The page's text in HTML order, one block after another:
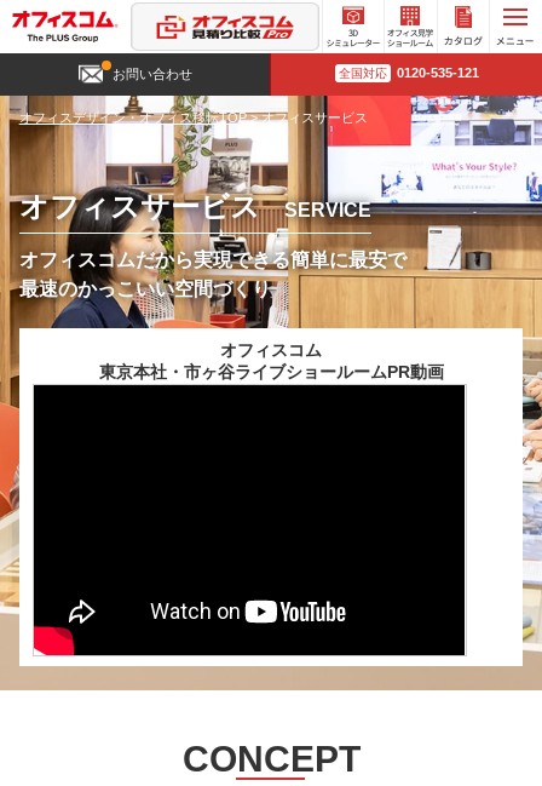
3D
シミュ
ー
オフィ
ス見学
ショー
ルーム
お問い合わせ 全国対応 0120-535-121
オフィスデザイン・オフィス移転TOP>オフィスサービス
オフィスサービス SERVICE
オフィスコムだから実現できる簡単に最安で
最速のかっこいい空間づくり
オフィスコム
東京本社・市ヶ谷ライブショールームPR動画
CONCEPT